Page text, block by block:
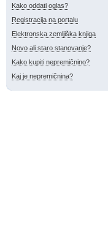
Kako oddati oglas?
Registracija na portalu
Elektronska zemljiška knjiga
Novo ali staro stanovanje?
Kako kupiti nepremičnino?
Kaj je nepremičnina?